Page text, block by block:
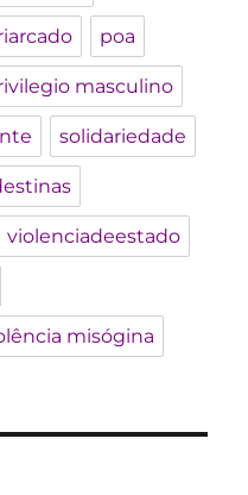
poa
masculino
solidariedade
violenciadeestado
misógina